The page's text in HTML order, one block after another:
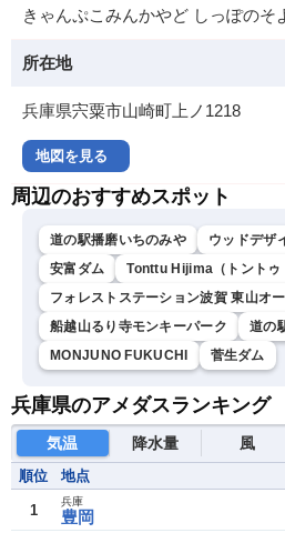
きゃんぷこみんかやど しっぽのそ
所在地
兵庫県宍粟市山崎町上ノ1218
地図を見る
周辺のおすすめスポット
道の駅播磨いちのみや
ウッドデザ
安富ダム
Tonttu Hijima（トントゥ
フォレストステーション波賀 東山オ
船越山るり寺モンキーパーク
道の
MONJUNO FUKUCHI
菅生ダム
兵庫県のアメダスランキング
気温 降水量 風
順位 地点
1 豊岡
兵庫